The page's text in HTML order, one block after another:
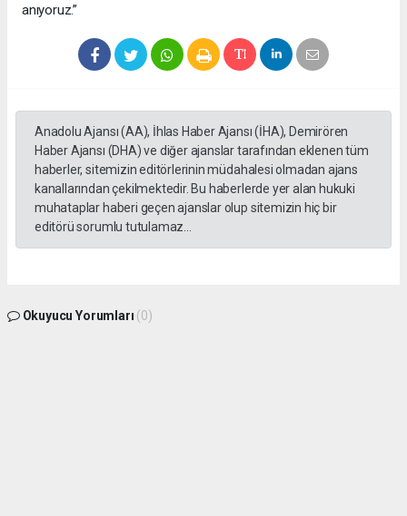
anıyoruz.”
Anadolu Ajansı (AA), İhlas Haber Ajansı (İHA), Demirören
Haber Ajansı (DHA) ve diğer ajanslar tarafından eklenen tüm
haberler, sitemizin editörlerinin müdahalesi olmadan ajans
kanallarından çekilmektedir. Bu haberlerde yer alan hukuki
muhataplar haberi geçen ajanslar olup sitemizin hiç bir
editörü sorumlu tutulamaz...
Okuyucu Yorumları (0)